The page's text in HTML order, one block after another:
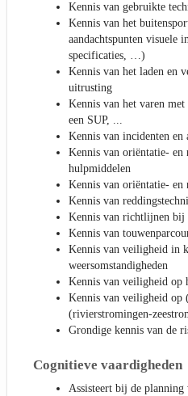
Kennis van gebruikte
Kennis van het
aandachtspunten visuele
specificaties, …)
Kennis van het laden en
uitrusting
Kennis van het varen
een SUP, ...
Kennis van incidenten en
Kennis van oriëntatie- en
hulpmiddelen
Kennis van oriëntatie- en
Kennis van
Kennis van richtlijnen bij
Kennis van
Kennis van veiligheid in
weersomstandigheden
Kennis van veiligheid op
Kennis van veiligheid op
(rivierstromingen-
Grondige kennis van de
Cognitieve vaardigheden
Assisteert bij de